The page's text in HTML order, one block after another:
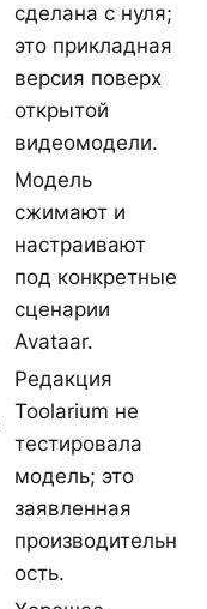
сделана с нуля;
это прикладная
версия поверх
открытой
видеомодели.
Модель
сжимают и
настраивают
под конкретные
сценарии
Avataar.
Редакция
Toolarium не
тестировала
модель; это
заявленная
производительн
ость.